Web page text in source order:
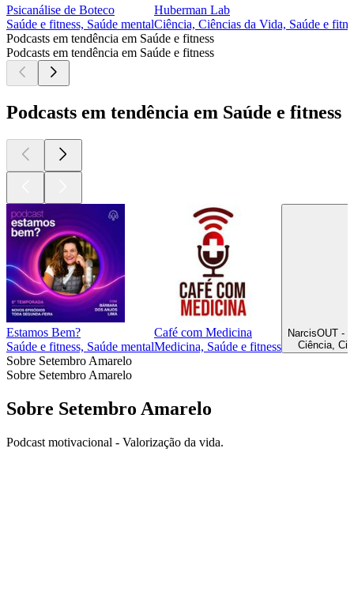
Psicanálise de Boteco
Saúde e fitness, Saúde mental
Huberman Lab
Ciência, Ciências da Vida, Saúde e
Podcasts em tendência em Saúde e fitness
Podcasts em tendência em Saúde e fitness
Podcasts em tendência em Saúde e fitness
Estamos Bem?
Saúde e fitness, Saúde mental
Café com Medicina
Medicina, Saúde e fitness
Ciência,
Sobre Setembro Amarelo
Sobre Setembro Amarelo
Sobre Setembro Amarelo
Podcast motivacional - Valorização da vida.